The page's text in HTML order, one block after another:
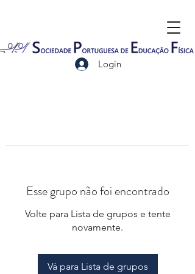
Login
Esse grupo não foi encontrado
Volte para Lista de grupos e tente
novamente.
Vá para Lista de grupos